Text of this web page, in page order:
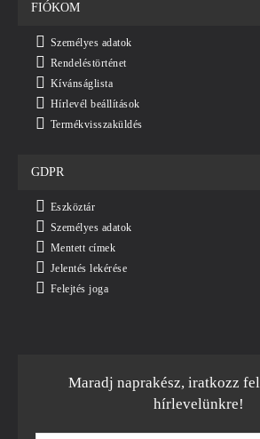
FIÓKOM
Személyes adatok
Rendeléstörténet
Kívánságlista
Hírlevél beállítások
Termékvisszaküldés
GDPR
Eszköztár
Személyes adatok
Mentett címek
Jelentés lekérése
Felejtés joga
Maradj naprakész, iratkozz
hírlevelünkre!